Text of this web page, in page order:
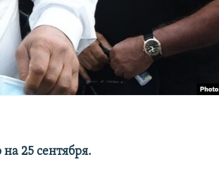
25 сентября.